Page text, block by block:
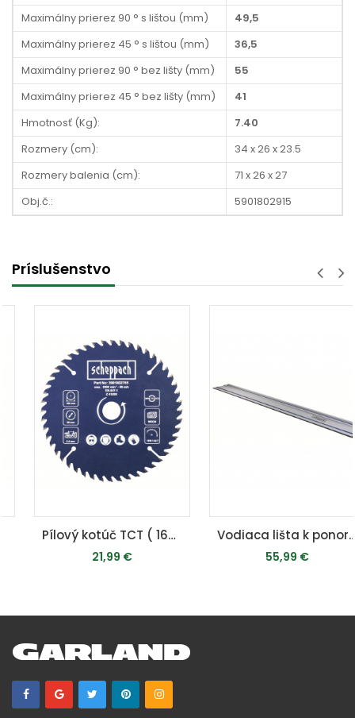
Maximálny prierez 90 ° s lištou (mm)
49,5
Maximálny prierez 45 ° s lištou (mm)
36,5
Maximálny prierez 90 ° bez lišty (mm)
55
Maximálny prierez 45 ° bez lišty (mm)
41
Hmotnosť (Kg):
7.40
Rozmery (cm):
34 x 26 x 23.5
Rozmery balenia (cm):
71 x 26 x 27
Obj.č.:
5901802915
Príslušenstvo
Pílový kotúč TCT ( 160 x 20 x 2,4 mm, 48 Z ) - pre DIVAR 55 / PL 55
21,99 €
Vodiaca lišta k ponornej píle (1400 mm) - pre CS 55 / PL 55 / DIVAR 55 / PL 75
55,99 €